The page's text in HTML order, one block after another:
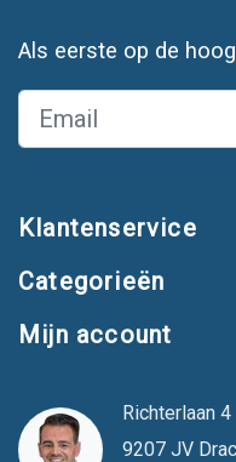
Als eerste op de
Klantenservice
Categorieën
Mijn account
Richterlaan 4
9207 JV